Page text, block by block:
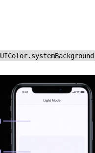
UIColor.systemBackground